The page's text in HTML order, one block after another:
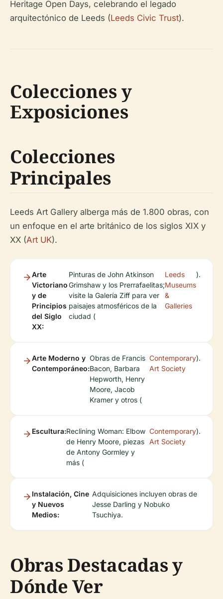
Heritage Open Days, celebrando el legado
arquitectónico de Leeds (Leeds Civic Trust).
Colecciones y
Exposiciones
Colecciones
Principales
Leeds Art Gallery alberga más de 1.800 obras, con
un enfoque en el arte británico de los siglos XIX y
XX (Art UK).
Arte
Victoriano
y de
Principios
del Siglo
XX:
Pinturas de John Atkinson
Grimshaw y los Prerrafaelitas;
visite la Galería Ziff para ver
paisajes atmosféricos de la
ciudad (
Leeds
Museums
&
Galleries
).
Arte Moderno y
Contemporáneo:
Obras de Francis
Bacon, Barbara
Hepworth, Henry
Moore, Jacob
Kramer y otros (
Contemporary
Art Society
).
Escultura:Reclining Woman: Elbow
de Henry Moore, piezas
de Antony Gormley y
más (
Contemporary
Art Society
).
Instalación, Cine
y Nuevos
Medios:
Adquisiciones incluyen obras de
Jesse Darling y Nobuko
Tsuchiya.
Obras Destacadas y
Dónde Ver